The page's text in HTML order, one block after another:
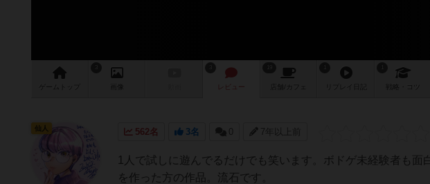
ゲーム 画像 レビュー 店舗/ カフェ 戦略
562名 3名 0 7年以上前
1人で試しに遊んでるだけでも笑います。ボドゲ未経験者も面
を作った方の作品。流石です。
仙人